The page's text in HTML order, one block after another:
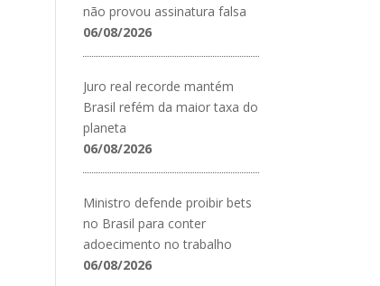
não provou assinatura falsa
06/08/2026
Juro real recorde mantém
Brasil refém da maior taxa do
planeta
06/08/2026
Ministro defende proibir bets
no Brasil para conter
adoecimento no trabalho
06/08/2026